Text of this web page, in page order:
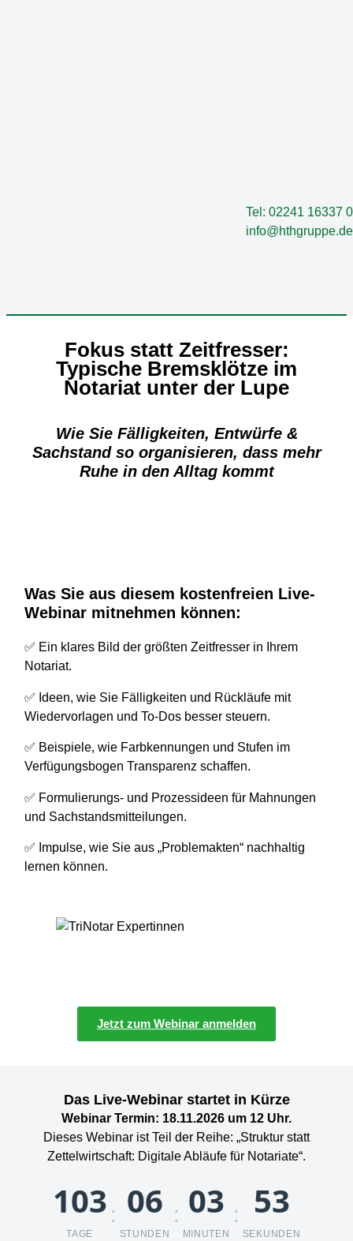
Tel: 02241 16337 0
info@hthgruppe.de
Fokus statt Zeitfresser:
Typische Bremsklötze im
Notariat unter der Lupe
Wie Sie Fälligkeiten, Entwürfe &
Sachstand so organisieren, dass mehr
Ruhe in den Alltag kommt
Was Sie aus diesem kostenfreien Live-
Webinar mitnehmen können:
✅ Ein klares Bild der größten Zeitfresser in Ihrem
Notariat.
✅ Ideen, wie Sie Fälligkeiten und Rückläufe mit
Wiedervorlagen und To-Dos besser steuern.
✅ Beispiele, wie Farbkennungen und Stufen im
Verfügungsbogen Transparenz schaffen.
✅ Formulierungs- und Prozessideen für Mahnungen
und Sachstandsmitteilungen.
✅ Impulse, wie Sie aus „Problemakten“ nachhaltig
lernen können.
Jetzt zum Webinar anmelden
Das Live-Webinar startet in Kürze
Webinar Termin: 18.11.2026 um 12 Uhr.
Dieses Webinar ist Teil der Reihe: „Struktur statt
Zettelwirtschaft: Digitale Abläufe für Notariate“.
103
TAGE
: 06
STUNDEN
: 03
MINUTEN
: 53
SEKUNDEN